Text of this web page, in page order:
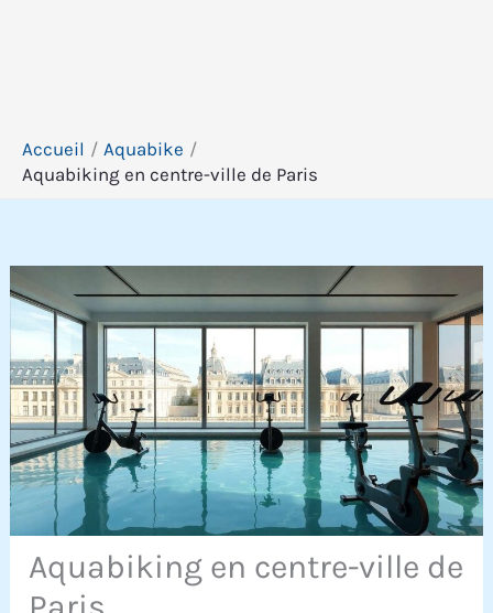
Accueil
Aquabike
Aquabiking en centre-ville de Paris
Aquabiking en centre-ville de